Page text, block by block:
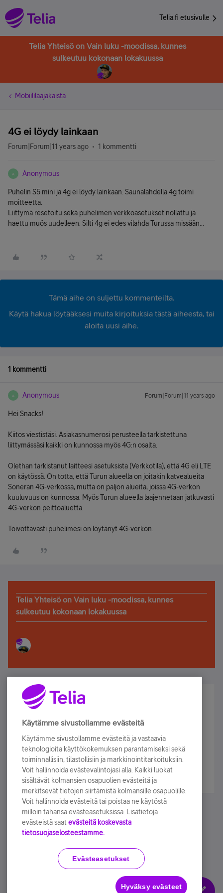
Telia.fi etusivulle
Telia Yhteisö on Vain luku -moodissa, kunnes
sulkeutuu kokonaan lokakuussa
Mobiililaajakaista
4G ei löydy lainkaan
Forum|Forum|11 years ago 1 kommentti
A Anonymous
Puhelin S5 mini ja 4g ei löydy lainkaan. Saunalahdella 4g toimi
moitteetta.
Liittymä resetoitu sekä puhelimen verkkoasetukset nollattu ja
haettu muös uudelleen. Silti 4g ei edes vilahda Turussa missään...
Tämä aihe on suljettu kommenteilta.
Käytä hakua löytääksesi muita kirjoituksia tästä aiheesta, tai
aloita uusi aihe.
1 kommentti
A Anonymous Forum|Forum|11 years ago
Hei Snacks!
Kiitos viestistäsi. Asiakasnumerosi perusteella tarkistettuna
liittymässäsi kaikki on kunnossa myös 4G:n osalta.
Olethan tarkistanut laitteesi asetuksista (Verkkotila), että 4G eli LTE
on käytössä. On totta, että Turun alueella on joitakin katvealueita
Soneran 4G-verkossa, mutta on paljon alueita, joissa 4G-verkon
kuuluvuus on kunnossa. Myös Turun alueella laajennetaan jatkuvasti
4G-verkon peittoaluetta.
Toivottavasti puhelimesi on löytänyt 4G-verkon.
Telia Yhteisö on Vain luku -moodissa, kunnes
sulkeutuu kokonaan lokakuussa
Älä jää paitsi – osallistu ja voita!
Tilaa Telian uutiskirje ja olet mukana arvonnassa.
sähköpostiisi.
Tilaa nyt
Käyttöehdot Accessibility statement
Käytämme sivustollamme evästeitä
Käytämme sivustollamme evästeitä ja vastaavia
teknologioita käyttökokemuksen parantamiseksi sekä
toiminnallisiin, tilastollisiin ja markkinointitarkoituksiin.
Voit hallinnoida evästevalintojasi alla. Kaikki luokat
sisältävät kolmansien osapuolien evästeitä ja
merkitsevät tietojen siirtämistä kolmansille osapuolille.
Voit hallinnoida evästeitä tai poistaa ne käytöstä
milloin tahansa evästeasetuksissa. Lisätietoja
evästeistä saat evästeitä koskevasta
tietosuojaselosteestamme.
Evästeasetukset
Hyväksy evästeet